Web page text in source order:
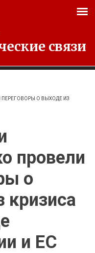
связи
О ВЫХОДЕ ИЗ
провели
о
кризиса
и ЕС